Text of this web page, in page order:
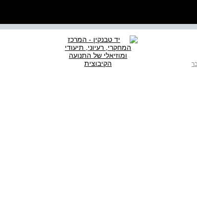
1919 - דצמבר